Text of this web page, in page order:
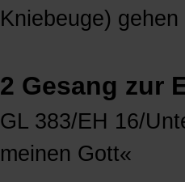
Kniebeuge)
2 Gesang zur
GL 383/EH 16/
meinen Gott«